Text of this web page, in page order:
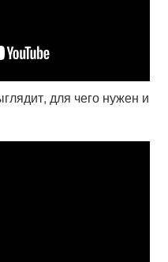
для чего нужен и